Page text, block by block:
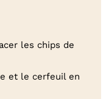
les chips de
et le cerfeuil en